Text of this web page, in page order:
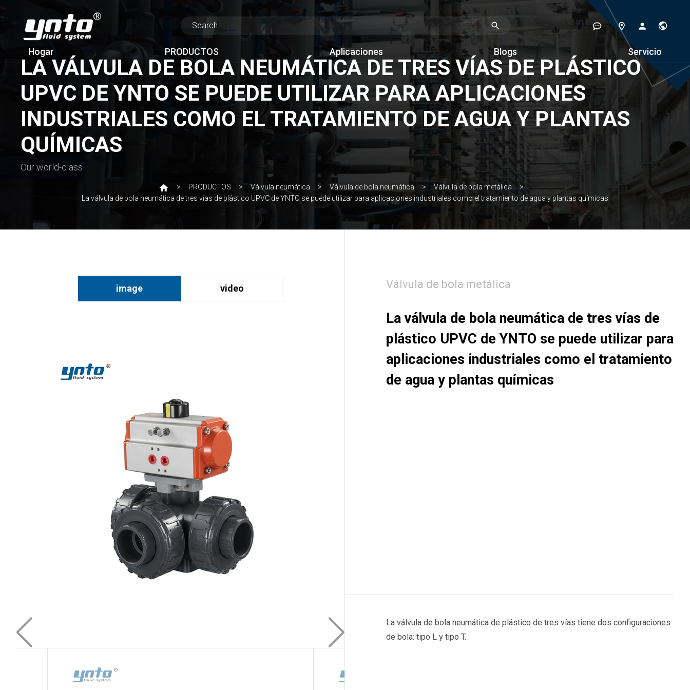
Hogar PRODUCTOS Aplicaciones Blogs Servicio
LA VÁLVULA DE BOLA NEUMÁTICA DE TRES VÍAS DE PLÁSTICO
UPVC DE YNTO SE PUEDE UTILIZAR PARA APLICACIONES
INDUSTRIALES COMO EL TRATAMIENTO DE AGUA Y PLANTAS
QUÍMICAS
Our world-class
PRODUCTOS Válvula neumática Válvula de bola neumática
Válvula de bola metálica
La válvula de bola neumática de tres vías de plástico UPVC de YNTO se puede utilizar para aplicaciones industriales como el tratamiento de agua y plantas químicas
image video Válvula de bola metálica
La válvula de bola neumática de tres vías de
plástico UPVC de YNTO se puede utilizar para
aplicaciones industriales como el tratamiento
de agua y plantas químicas
La válvula de bola neumática de plástico de tres vías tiene dos configuraciones
de bola: tipo L y tipo T.